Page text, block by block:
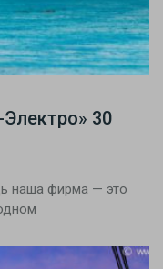
30
наша фирма — это